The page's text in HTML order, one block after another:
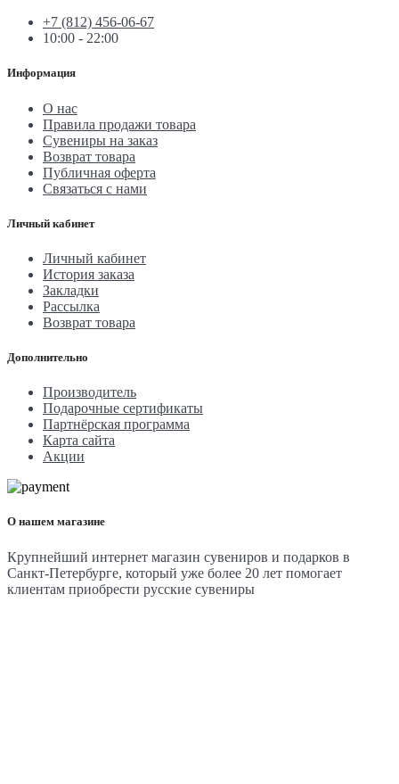
+7 (812) 456-06-67
10:00 - 22:00
Информация
О нас
Правила продажи товара
Сувениры на заказ
Возврат товара
Публичная оферта
Связаться с нами
Личный кабинет
Личный кабинет
История заказа
Закладки
Рассылка
Возврат товара
Дополнительно
Производитель
Подарочные сертификаты
Партнёрская программа
Карта сайта
Акции
О нашем магазине
Крупнейший интернет магазин сувениров и подарков в
Санкт-Петербурге, который уже более 20 лет помогает
клиентам приобрести русские сувениры